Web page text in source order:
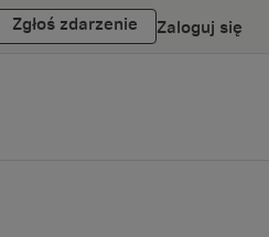
Zgłoś zdarzenie Zaloguj się